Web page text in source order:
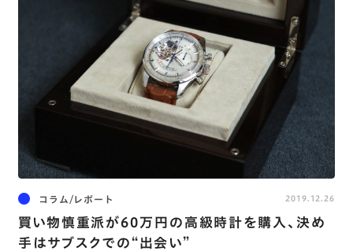
コラム/レポート
買い物慎重派が60万円の高級時計を購入、決め
手はサブスクでの“出会い”
2019.12.26